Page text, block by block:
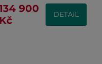
900
Kč
DETAIL